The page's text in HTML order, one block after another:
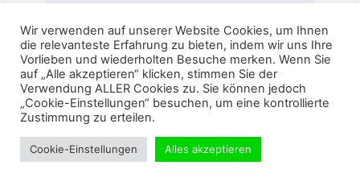
Wir verwenden auf unserer Website Cookies, um Ihnen
die relevanteste Erfahrung zu bieten, indem wir uns Ihre
Vorlieben und wiederholten Besuche merken. Wenn Sie
auf „Alle akzeptieren“ klicken, stimmen Sie der
Verwendung ALLER Cookies zu. Sie können jedoch
„Cookie-Einstellungen“ besuchen, um eine kontrollierte
Zustimmung zu erteilen.
Cookie-Einstellungen Alles akzeptieren